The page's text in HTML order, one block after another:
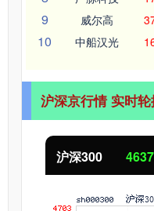
9 威尔高
10 中船汉光
沪深京行情 实时
沪深300